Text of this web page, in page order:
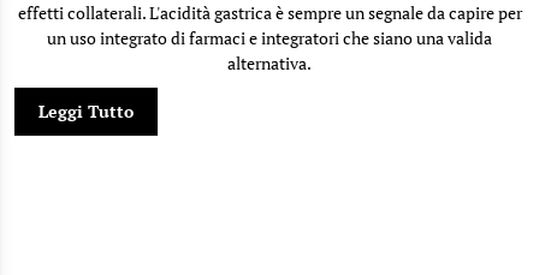
effetti collaterali. L'acidità gastrica è sempre un segnale da capire per
un uso integrato di farmaci e integratori che siano una valida
alternativa.
Leggi Tutto